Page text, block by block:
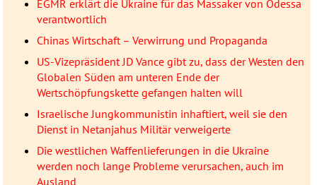
EGMR erklärt die Ukraine für das Massaker von Odessa
verantwortlich
Chinas Wirtschaft – Verwirrung und Propaganda
US-Vizepräsident JD Vance gibt zu, dass der Westen den
Globalen Süden am unteren Ende der
Wertschöpfungskette gefangen halten will
Israelische Jungkommunistin inhaftiert, weil sie den
Dienst in Netanjahus Militär verweigerte
Die westlichen Waffenlieferungen in die Ukraine
werden noch lange Probleme verursachen, auch im
Ausland